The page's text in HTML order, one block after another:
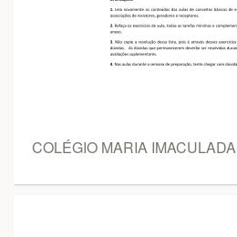
COLÉGIO MARIA IMACULADA